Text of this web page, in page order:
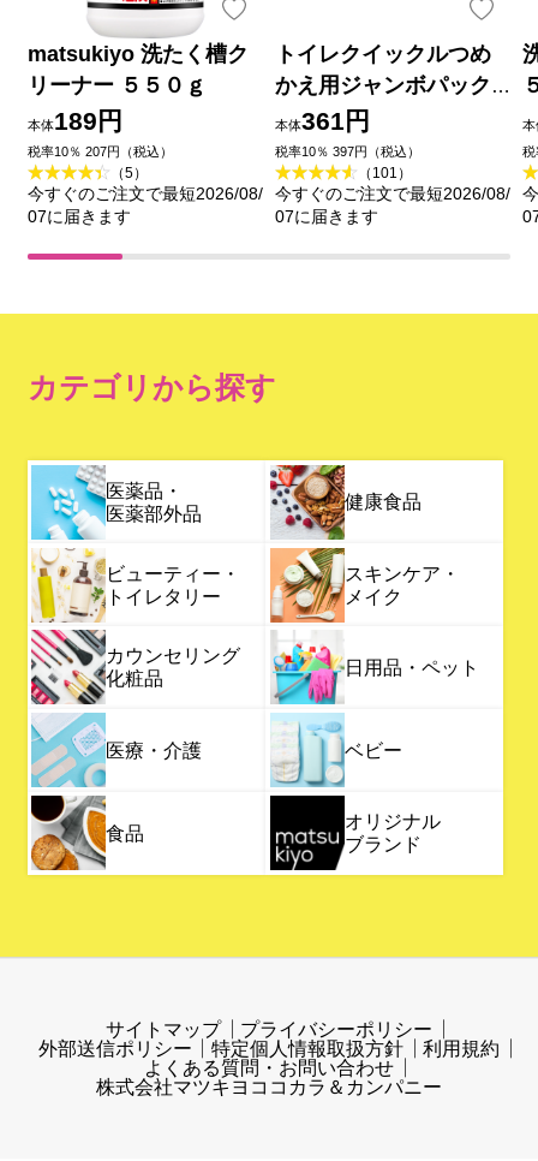
matsukiyo 洗たく槽ク
リーナー ５５０ｇ
本体189円
税率10％ 207円（税込）
（5）
今すぐのご注文で最短2026/08/
07に届きます
トイレクイックルつめ
かえ用ジャンボパック
２０マイ 花王
本体361円
税率10％ 397円（税込）
（101）
今すぐのご注文で最短2026/08/
07に届きます
本
税
カテゴリから探す
医薬品・
医薬部外品
健康食品
ビューティー・
トイレタリー
スキンケア・
メイク
カウンセリング
化粧品
日用品・ペット
医療・介護 ベビー
食品
オリジナル
ブランド
サイトマップ
プライバシーポリシー
外部送信ポリシー
特定個人情報取扱方針
利用規約
よくある質問・お問い合わせ
株式会社マツキヨココカラ＆カンパニー